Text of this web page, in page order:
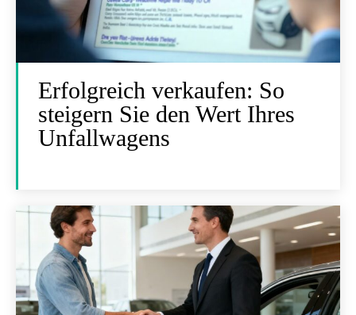
Erfolgreich verkaufen: So
steigern Sie den Wert Ihres
Unfallwagens